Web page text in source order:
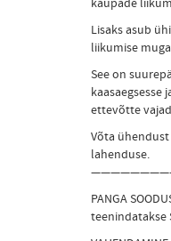
Lisaks asub
liikumise
See on
ettevõtte
Võta
lahenduse.
PANGA
teenindatakse